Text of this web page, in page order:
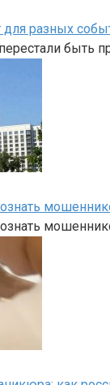
для разных
быть